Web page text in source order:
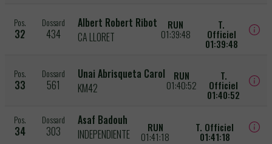
Pos.
32
Dossard
434
Albert Robert Ribot
CA LLORET
RUN
01:39:48
T.
Officiel
01:39:48
Pos.
33
Dossard
561
Unai Abrisqueta Carol
KM42
RUN
01:40:52
T.
Officiel
01:40:52
Pos.
34
Dossard
303
Asaf Badouh
INDEPENDIENTE
RUN
01:41:18
T. Officiel
01:41:18